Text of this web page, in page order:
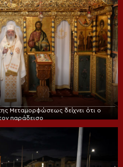
Μεταμορφώσεως δείχνει ότι ο
παράδεισο